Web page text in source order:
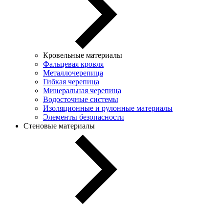
Кровельные материалы
Фальцевая кровля
Металлочерепица
Гибкая черепица
Минеральная черепица
Водосточные системы
Изоляционные и рулонные материалы
Элементы безопасности
Стеновые материалы